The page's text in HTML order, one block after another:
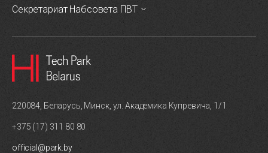
Секретариат Набсовета ПВТ
220084, Беларусь, Минск, ул. Академика Купревича, 1/1
+375 (17) 311 80 80
official@park.by